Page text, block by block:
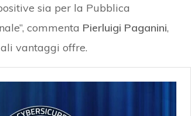
sia per la Pubblica
commenta Pierluigi Paganini,
vantaggi offre.